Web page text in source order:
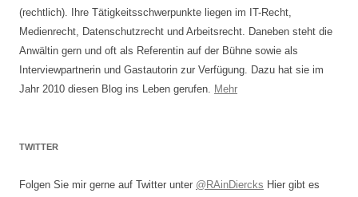
(rechtlich). Ihre Tätigkeitsschwerpunkte liegen im IT-Recht,
Medienrecht, Datenschutzrecht und Arbeitsrecht. Daneben steht die
Anwältin gern und oft als Referentin auf der Bühne sowie als
Interviewpartnerin und Gastautorin zur Verfügung. Dazu hat sie im
Jahr 2010 diesen Blog ins Leben gerufen. Mehr
TWITTER
Folgen Sie mir gerne auf Twitter unter @RAinDiercks Hier gibt es